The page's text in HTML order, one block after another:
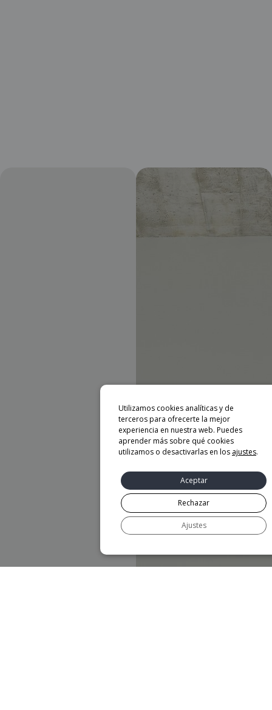
Utilizamos cookies analíticas y de
terceros para ofrecerte la mejor
experiencia en nuestra web. Puedes
aprender más sobre qué cookies
utilizamos o desactivarlas en los ajustes.
Aceptar
Rechazar
Ajustes